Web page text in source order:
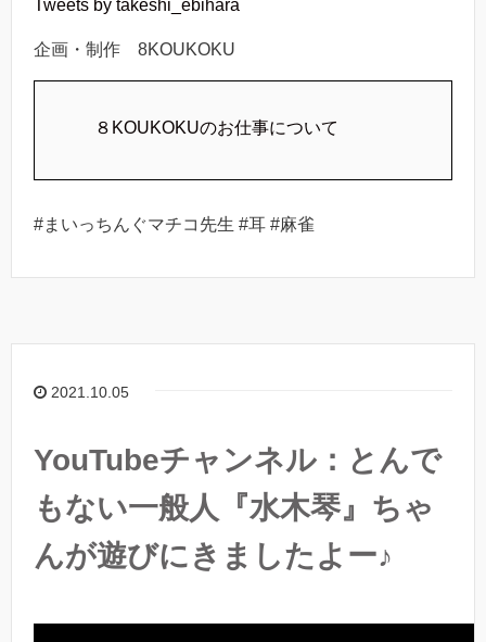
Tweets by takeshi_ebihara
企画・制作 8KOUKOKU
８KOUKOKUのお仕事について
#まいっちんぐマチコ先生 #耳 #麻雀
2021.10.05
YouTubeチャンネル：とんで
もない一般人『水木琴』ちゃ
んが遊びにきましたよー♪